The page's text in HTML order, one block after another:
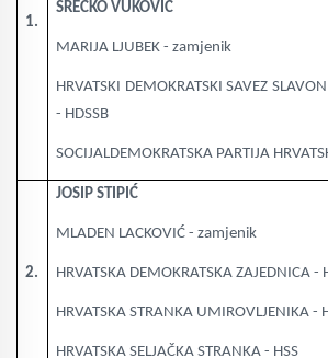
1.
SREĆKO VUKOVIĆ
MARIJA LJUBEK - zamjenik
HRVATSKI DEMOKRATSKI SAVEZ
- HDSSB
SOCIJALDEMOKRATSKA PARTIJA
2.
JOSIP STIPIĆ
MLADEN LACKOVIĆ - zamjenik
HRVATSKA DEMOKRATSKA ZAJEDNICA -
HRVATSKA STRANKA UMIROVLJENIKA -
HRVATSKA SELJAČKA STRANKA - HSS